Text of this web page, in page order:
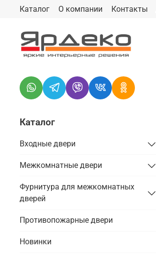
Каталог О компании Контакты
Каталог
Входные двери
Межкомнатные двери
Фурнитура для межкомнатных
дверей
Противопожарные двери
Новинки